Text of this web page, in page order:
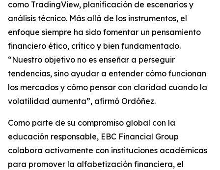
como TradingView, planificación de escenarios y
análisis técnico. Más allá de los instrumentos, el
enfoque siempre ha sido fomentar un pensamiento
financiero ético, crítico y bien fundamentado.
“Nuestro objetivo no es enseñar a perseguir
tendencias, sino ayudar a entender cómo funcionan
los mercados y cómo pensar con claridad cuando la
volatilidad aumenta”, afirmó Ordóñez.
Como parte de su compromiso global con la
educación responsable, EBC Financial Group
colabora activamente con instituciones académicas
para promover la alfabetización financiera, el